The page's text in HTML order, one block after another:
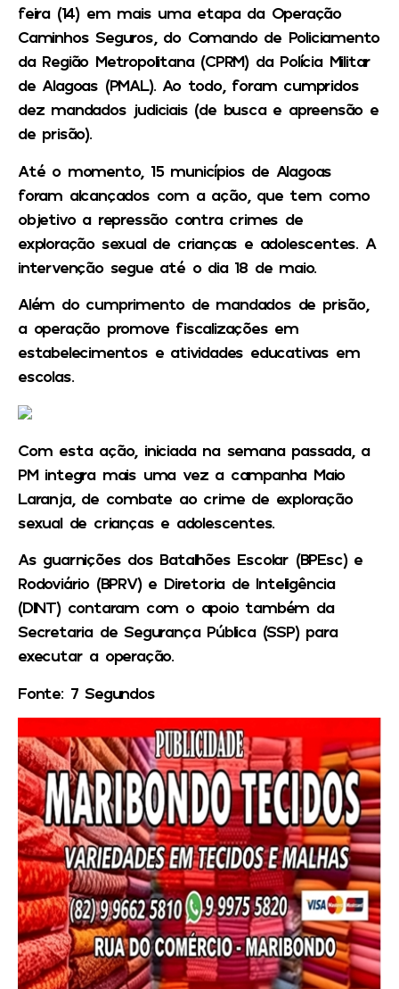
feira (14) em mais uma etapa da Operação
Caminhos Seguros, do Comando de Policiamento
da Região Metropolitana (CPRM) da Polícia Militar
de Alagoas (PMAL). Ao todo, foram cumpridos
dez mandados judiciais (de busca e apreensão e
de prisão).
Até o momento, 15 municípios de Alagoas
foram alcançados com a ação, que tem como
objetivo a repressão contra crimes de
exploração sexual de crianças e adolescentes. A
intervenção segue até o dia 18 de maio.
Além do cumprimento de mandados de prisão,
a operação promove fiscalizações em
estabelecimentos e atividades educativas em
escolas.
Com esta ação, iniciada na semana passada, a
PM integra mais uma vez a campanha Maio
Laranja, de combate ao crime de exploração
sexual de crianças e adolescentes.
As guarnições dos Batalhões Escolar (BPEsc) e
Rodoviário (BPRV) e Diretoria de Inteligência
(DINT) contaram com o apoio também da
Secretaria de Segurança Pública (SSP) para
executar a operação.
Fonte: 7 Segundos